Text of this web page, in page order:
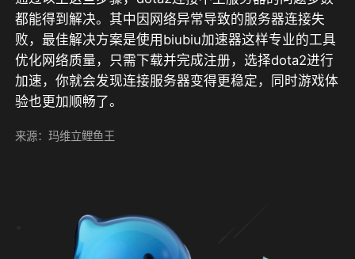
都能得到解决。其中因网络异常导致的服务器连接失
败，最佳解决方案是使用biubiu加速器这样专业的工具
优化网络质量，只需下载并完成注册，选择dota2进行
加速，你就会发现连接服务器变得更稳定，同时游戏体
验也更加顺畅了。
来源：玛维立鲤鱼王